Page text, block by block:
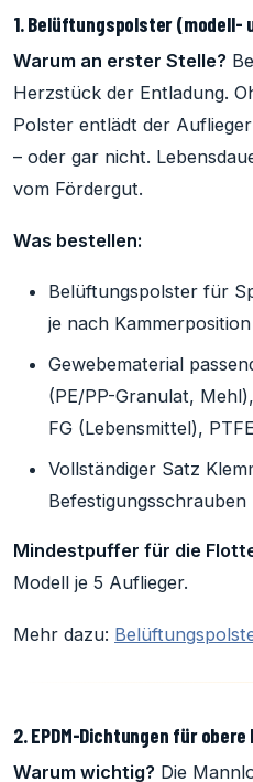
1. Belüftungspolster (modell-
Warum an erster Stelle?
Herzstück der Entladung.
Polster entlädt der
– oder gar nicht.
vom Fördergut.
Was bestellen:
Belüftungspolster für
je nach
Gewebematerial
(PE/PP-Granulat,
FG (Lebensmittel),
Vollständiger Satz
Befestigungsschrauben
Mindestpuffer für die
Modell je 5 Auflieger.
Mehr dazu:
2. EPDM-Dichtungen für
Warum wichtig? Die